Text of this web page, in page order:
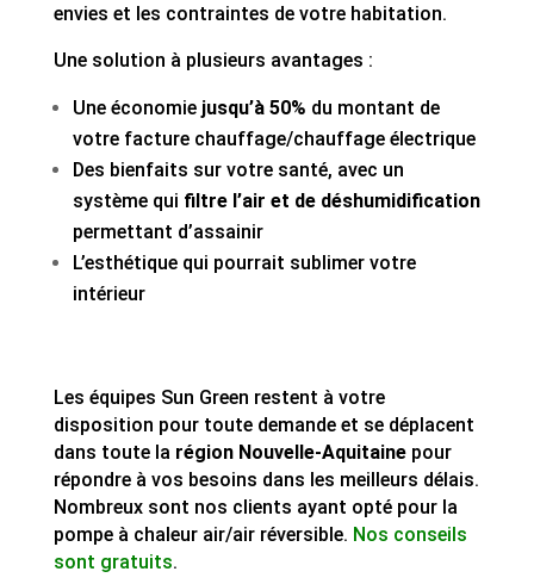
envies et les contraintes de votre habitation.
Une solution à plusieurs avantages :
Une économiejusqu’à 50% du montant de
votre facture chauffage/chauffage électrique
Des bienfaits sur votre santé, avec un
système qui filtre l’air et de déshumidification
permettant d’assainir
L’esthétique qui pourrait sublimer votre
intérieur
Les équipes Sun Green restent à votre
disposition pour toute demande et se déplacent
dans toute la région Nouvelle-Aquitainepour
répondre à vos besoins dans les meilleurs délais.
Nombreux sont nos clients ayant opté pour la
pompe à chaleur air/air réversible. Nos conseils
sont gratuits.